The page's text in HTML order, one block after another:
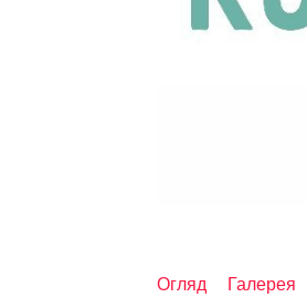
Огляд Галерея